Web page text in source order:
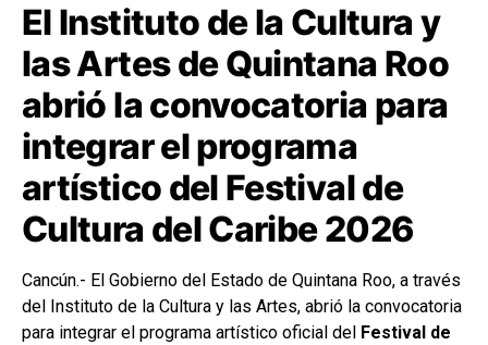
El Instituto de la Cultura y
las Artes de Quintana Roo
abrió la convocatoria para
integrar el programa
artístico del Festival de
Cultura del Caribe 2026
Cancún.- El Gobierno del Estado de Quintana Roo, a través
del Instituto de la Cultura y las Artes, abrió la convocatoria
para integrar el programa artístico oficial del Festival de